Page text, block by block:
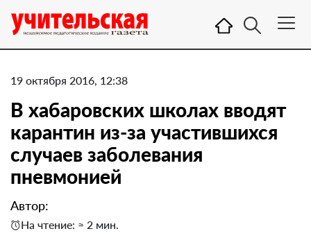
19 октября 2016, 12:38
В хабаровских школах вводят
карантин из-за участившихся
случаев заболевания
пневмонией
Автор:
На чтение: ≈ 2 мин.